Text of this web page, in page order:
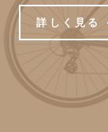
詳しく見る